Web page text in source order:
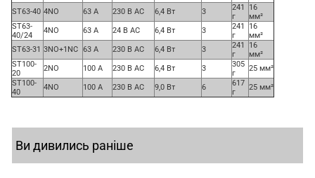
ST63-40 4NO 63 A 230 В AC 6,4 Вт 3
241
г
16
мм²
ST63-
40/24
4NO 63 A 24 В AC 6,4 Вт 3
241
г
16
мм²
ST63-31 3NO+1NC 63 A 230 В AC 6,4 Вт 3
241
г
16
мм²
ST100-
20
2NO 100 A 230 В AC 6,4 Вт 3
305
г
25 мм²
ST100-
40
4NO 100 A 230 В AC 9,0 Вт 6
617
г
25 мм²
Ви дивились раніше